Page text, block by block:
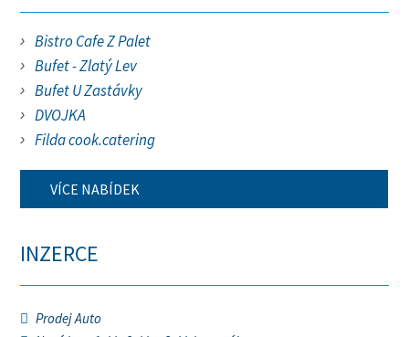
Bistro Cafe Z Palet
Bufet - Zlatý Lev
Bufet U Zastávky
DVOJKA
Filda cook.catering
VÍCE NABÍDEK
INZERCE
Prodej Auto